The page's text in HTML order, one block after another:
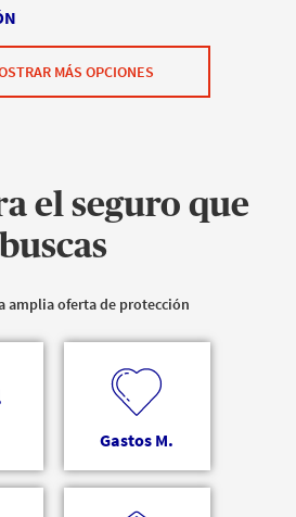
MÁS OPCIONES
el seguro que
buscas
amplia oferta de protección
Gastos M.